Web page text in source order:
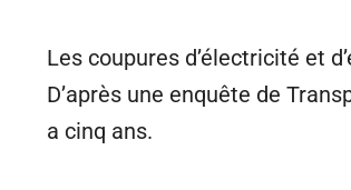
Les coupures d’électricité et
D’après une enquête de
a cinq ans.